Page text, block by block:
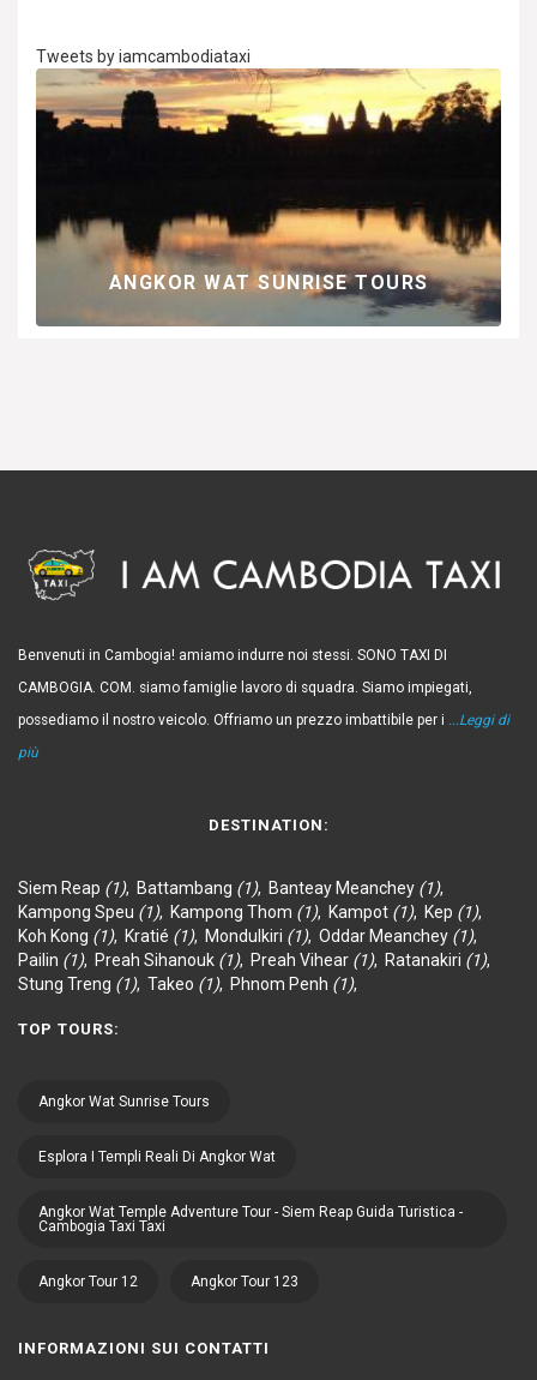
Tweets by iamcambodiataxi
ANGKOR WAT SUNRISE TOURS
Benvenuti in Cambogia! amiamo indurre noi stessi. SONO TAXI DI
CAMBOGIA. COM. siamo famiglie lavoro di squadra. Siamo impiegati,
possediamo il nostro veicolo. Offriamo un prezzo imbattibile per i
...Leggi di
più
DESTINATION:
Siem Reap (1), Battambang (1), Banteay Meanchey (1),
Kampong Speu (1), Kampong Thom (1), Kampot (1), Kep (1),
Koh Kong (1), Kratié (1), Mondulkiri (1), Oddar Meanchey (1),
Pailin (1), Preah Sihanouk (1), Preah Vihear (1), Ratanakiri (1),
Stung Treng (1), Takeo (1), Phnom Penh (1),
TOP TOURS:
Angkor Wat Sunrise Tours
Esplora I Templi Reali Di Angkor Wat
Angkor Wat Temple Adventure Tour - Siem Reap Guida Turistica -
Cambogia Taxi Taxi
Angkor Tour 12 Angkor Tour 123
INFORMAZIONI SUI CONTATTI